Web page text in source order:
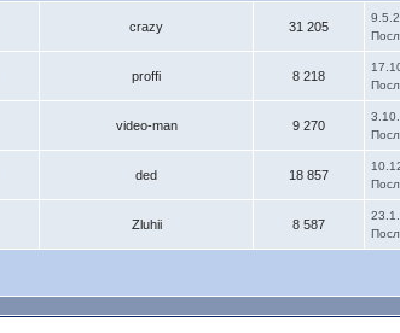
crazy 31 205
proffi 8 218
video-man 9 270
ded 18 857
Zluhii 8 587